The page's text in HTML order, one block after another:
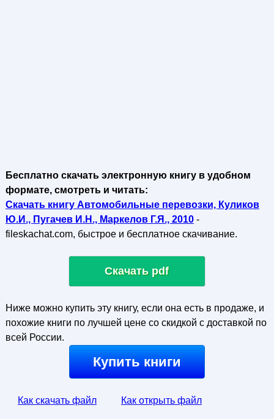
Бесплатно скачать электронную книгу в удобном
формате, смотреть и читать:
Скачать книгу Автомобильные перевозки, Куликов
Ю.И., Пугачев И.Н., Маркелов Г.Я., 2010-
fileskachat.com, быстрое и бесплатное скачивание.
Скачать pdf
Ниже можно купить эту книгу, если она есть в продаже, и
похожие книги по лучшей цене со скидкой с доставкой по
всей России.
Купить книги
Как скачать файл Как открыть файл